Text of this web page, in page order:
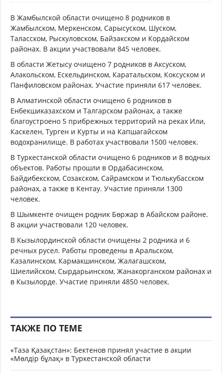
В Жамбылской области очищено 8 родников в
Жамбылском, Меркенском, Сарысуском, Шуском,
Таласском, Рыскуловском, Байзакском и Кордайском
районах. В акции участвовали 845 человек.
В области Жетысу очищено 7 родников в Аксуском,
Алакольском, Ескельдинском, Каратальском, Коксуском и
Панфиловском районах. Участие приняли 617 человек.
В Алматинской области очищено 6 родников в
Енбекшиказахском и Талгарском районах, а также
благоустроено 5 прибрежных территорий на реках Или,
Каскелен, Турген и Курты и на Капшагайском
водохранилище. В работах участвовали 1500 человек.
В Туркестанской области очищено 6 родников и 8 водных
объектов. Работы прошли в Ордабасинском,
Байдибекском, Созакском, Сайрамском и Тюлькубасском
районах, а также в Кентау. Участие приняли 1300
человек.
В Шымкенте очищен родник Бөржар в Абайском районе.
В акции участвовали 120 человек.
В Кызылординской области очищены 2 родника и 6
речных русел. Работы проведены в Аральском,
Казалинском, Кармакшинском, Жалагашском,
Шиелийском, Сырдарьинском, Жанакорганском районах и
в Кызылорде. Участие приняли 4850 человек.
ТАКЖЕ ПО ТЕМЕ
«Таза Қазақстан»: Бектенов принял участие в акции
«Мөлдір бұлақ» в Туркестанской области